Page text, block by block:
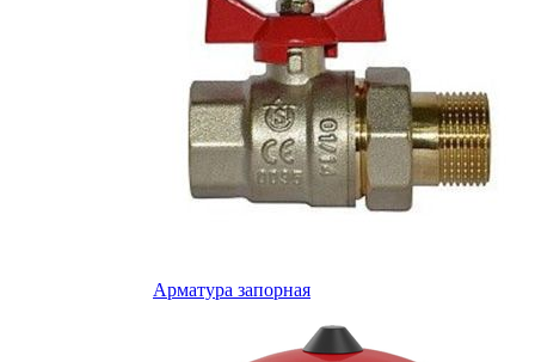
Арматура запорная